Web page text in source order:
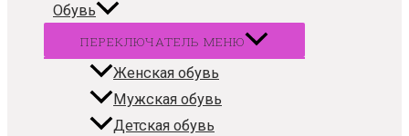
Обувь
ПЕРЕКЛЮЧАТЕЛЬ МЕНЮ
Женская обувь
Мужская обувь
Детская обувь